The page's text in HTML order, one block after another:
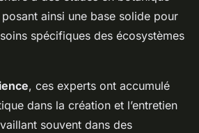
ainsi une base solide pour
spécifiques des écosystèmes
, ces experts ont accumulé
dans la création et l’entretien
souvent dans des